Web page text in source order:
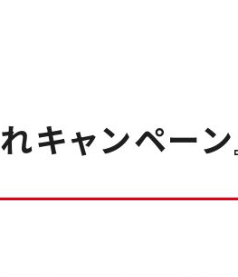
れキャンペー